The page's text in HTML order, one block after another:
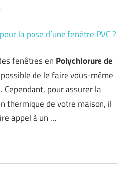
la pose d’une fenêtre PVC ?
fenêtres en Polychlorure de
possible de le faire vous-même
Cependant, pour assurer la
thermique de votre maison, il
appel à un …